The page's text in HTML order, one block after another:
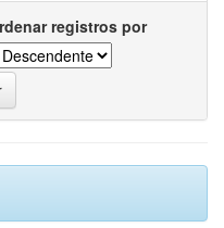
registros por